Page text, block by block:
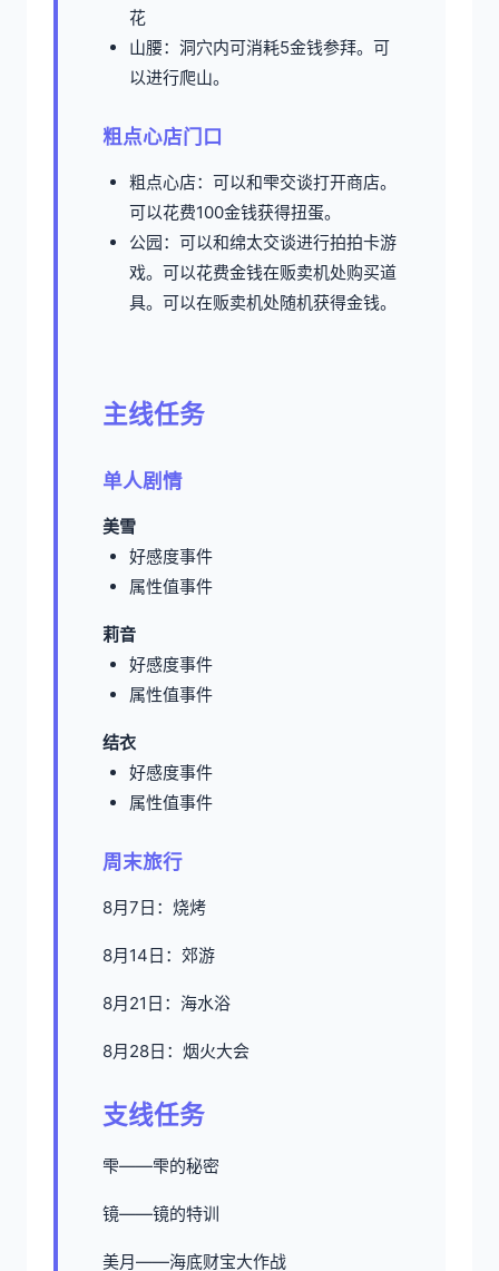
花
山腰：洞穴内可消耗5金钱参拜。可
以进行爬山。
粗点心店门口
粗点心店：可以和雫交谈打开商店。
可以花费100金钱获得扭蛋。
公园：可以和绵太交谈进行拍拍卡游
戏。可以花费金钱在贩卖机处购买道
具。可以在贩卖机处随机获得金钱。
主线任务
单人剧情
美雪
好感度事件
属性值事件
莉音
好感度事件
属性值事件
结衣
好感度事件
属性值事件
周末旅行
8月7日：烧烤
8月14日：郊游
8月21日：海水浴
8月28日：烟火大会
支线任务
雫——雫的秘密
镜——镜的特训
美月——海底财宝大作战